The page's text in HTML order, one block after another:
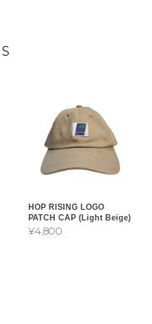
HOP RISING LOGO
PATCH CAP (Light Beige)
¥4,800